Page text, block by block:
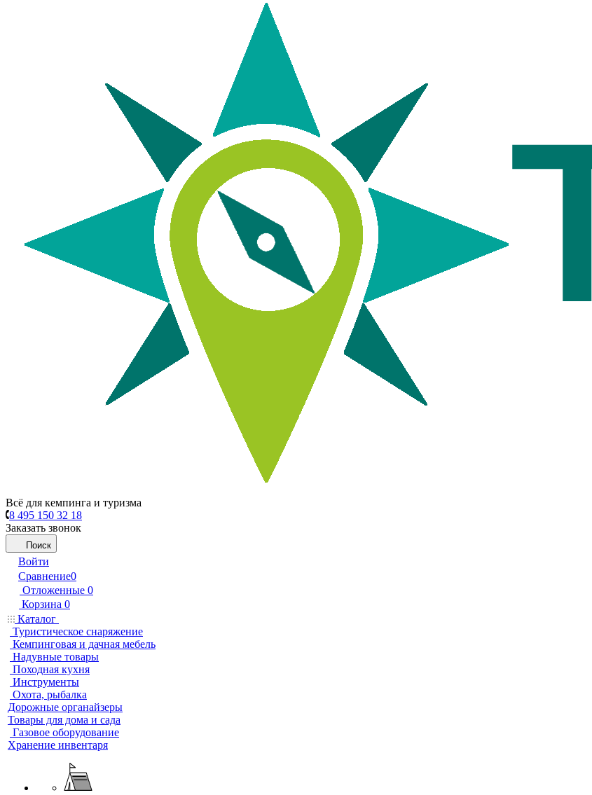
Всё для кемпинга и туризма
8 495 150 32 18
Заказать звонок
Поиск
Войти
Сравнение0
Отложенные 0
Корзина 0
Каталог
Туристическое снаряжение
Кемпинговая и дачная мебель
Надувные товары
Походная кухня
Инструменты
Охота, рыбалка
Дорожные органайзеры
Товары для дома и сада
Газовое оборудование
Хранение инвентаря